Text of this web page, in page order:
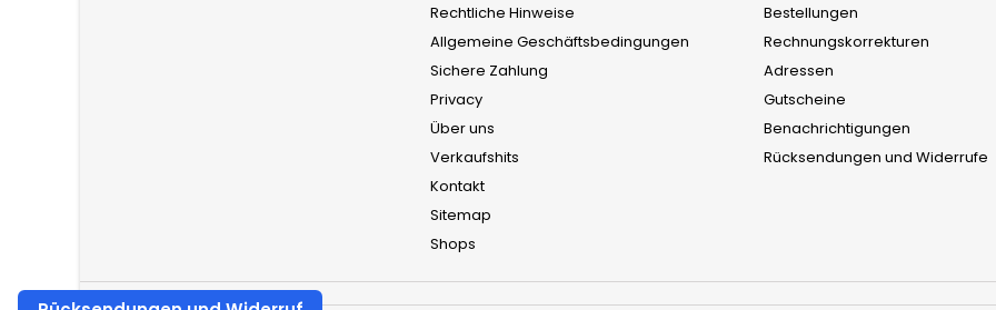
Rechtliche Hinweise
Allgemeine Geschäftsbedingungen
Sichere Zahlung
Privacy
Über uns
Verkaufshits
Kontakt
Sitemap
Shops
Bestellungen
Rechnungskorrekturen
Adressen
Gutscheine
Benachrichtigungen
Rücksendungen und Widerrufe